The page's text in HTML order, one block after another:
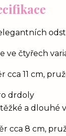
ve čtyřech
cca 11 cm,
drdoly
a dlouhé
cca 8 cm,